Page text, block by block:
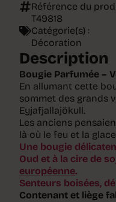
Référence du
T49818
Catégorie(s) :
Décoration
Description
Bougie Parfumée –
En allumant cette
sommet des grands
Eyjafjallajökull.
Les anciens
là où le feu et la
Une bougie
Oud et à la cire de
européenne.
Senteurs boisées,
Contenant et liège